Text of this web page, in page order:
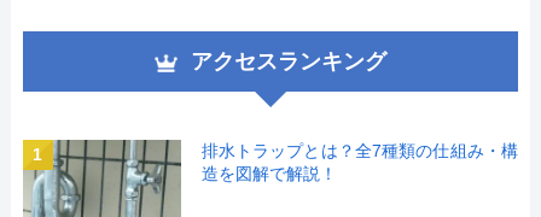
アクセスランキング
1
排水トラップとは？全7種類の仕組み・構
造を図解で解説！